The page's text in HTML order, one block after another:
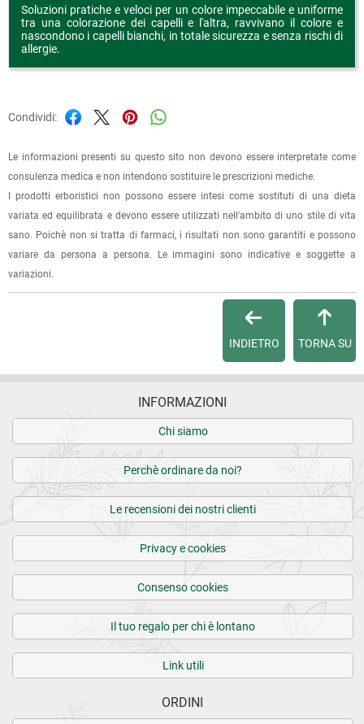
Soluzioni pratiche e veloci per un colore impeccabile e uniforme
tra una colorazione dei capelli e l'altra, ravvivano il colore e
nascondono i capelli bianchi, in totale sicurezza e senza rischi di
allergie.
Condividi:
Le informazioni presenti su questo sito non devono essere interpretate come
consulenza medica e non intendono sostituire le prescrizioni mediche.
I prodotti erboristici non possono essere intesi come sostituti di una dieta
variata ed equilibrata e devono essere utilizzati nell'ambito di uno stile di vita
sano. Poichè non si tratta di farmaci, i risultati non sono garantiti e possono
variare da persona a persona. Le immagini sono indicative e soggette a
variazioni.
TORNA SU
INDIETRO
INFORMAZIONI
Chi siamo
Perchè ordinare da noi?
Le recensioni dei nostri clienti
Privacy e cookies
Consenso cookies
Il tuo regalo per chi è lontano
Link utili
ORDINI